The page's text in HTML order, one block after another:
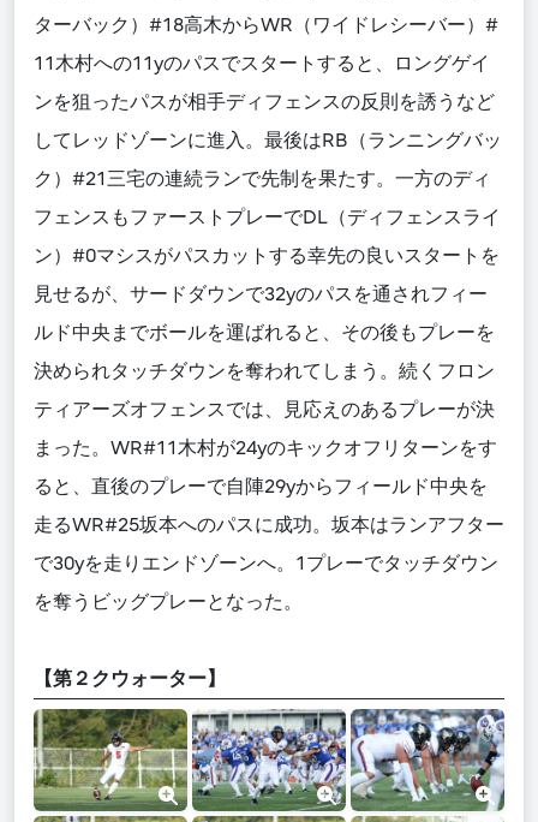
ターバック）#18高木からWR（ワイドレシーバー）#
11木村への11yのパスでスタートすると、ロングゲイ
ンを狙ったパスが相手ディフェンスの反則を誘うなど
してレッドゾーンに進入。最後はRB（ランニングバッ
ク）#21三宅の連続ランで先制を果たす。一方のディ
フェンスもファーストプレーでDL（ディフェンスライ
ン）#0マシスがパスカットする幸先の良いスタートを
見せるが、サードダウンで32yのパスを通されフィー
ルド中央までボールを運ばれると、その後もプレーを
決められタッチダウンを奪われてしまう。続くフロン
ティアーズオフェンスでは、見応えのあるプレーが決
まった。WR#11木村が24yのキックオフリターンをす
ると、直後のプレーで自陣29yからフィールド中央を
走るWR#25坂本へのパスに成功。坂本はランアフター
で30yを走りエンドゾーンへ。1プレーでタッチダウン
を奪うビッグプレーとなった。
【第２クウォーター】